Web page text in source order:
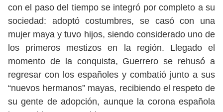
con el paso del tiempo se integró por completo a su
sociedad: adoptó costumbres, se casó con una
mujer maya y tuvo hijos, siendo considerado uno de
los primeros mestizos en la región. Llegado el
momento de la conquista, Guerrero se rehusó a
regresar con los españoles y combatió junto a sus
“nuevos hermanos” mayas, recibiendo el respeto de
su gente de adopción, aunque la corona española